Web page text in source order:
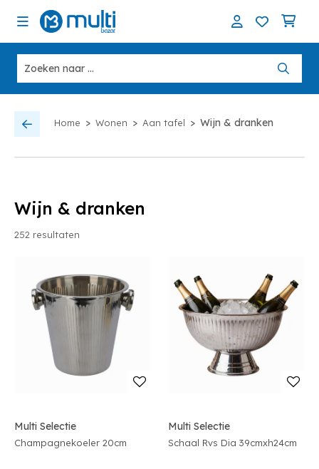
Home > Wonen > Aan tafel > Wijn & dranken
Wijn & dranken
252 resultaten
Multi Selectie
Champagnekoeler 20cm
Multi Selectie
Schaal Rvs Dia 39cmxh24cm